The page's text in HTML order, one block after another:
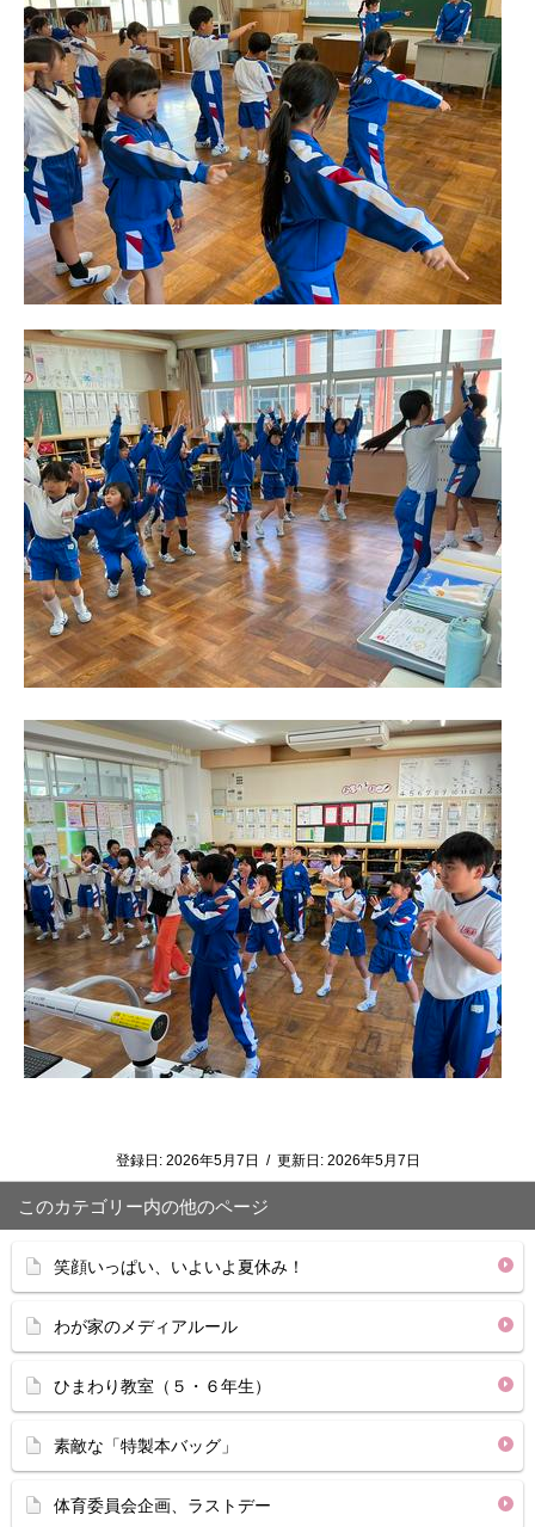
登録日: 2026年5月7日 / 更新日: 2026年5月7日
このカテゴリー内の他のページ
笑顔いっぱい、いよいよ夏休み！
わが家のメディアルール
ひまわり教室（５・６年生）
素敵な「特製本バッグ」
体育委員会企画、ラストデー